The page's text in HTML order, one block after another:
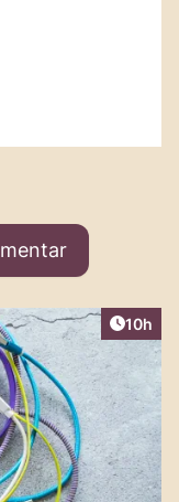
Artikel
10h